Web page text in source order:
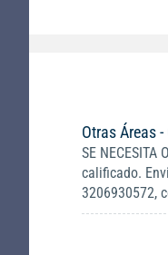
Otras Áreas
SE
calificado.
3206930572,